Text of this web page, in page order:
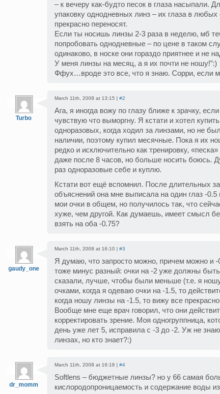
– к вечеру как-будто песок в глаза насыпали.
упаковку однодневных линз – их глаза в любых
прекрасно переносят.
Если ты носишь линзы 2-3 раза в неделю, мб
попробовать однодневные – по цене в таком
одинаково, в носке они гораздо приятнее и не
У меня линзы на месяц, а я их почти не ношу!”:)
Ффух…вроде это все, что я знаю. Сорри, если
Turbo
March 11th, 2008 at 13:15 | #2
Ага, я иногда вожу по глазу ближе к зрачку,
чувствую что выморгну. Я кстати и хотел
одноразовых, когда ходил за линзами, но не
наличии, поэтому купил месячные. Пока я их
редко и исключительно как тренировку,
даже после 8 часов, но больше носить боюсь.
раз одноразовые себе и куплю.
Кстати вот ещё вспомнил. После длительных
объяснений она мне выписала на один глаз -0.5
мои очки в общем, но получилось так, что
хуже, чем другой. Как думаешь, имеет смысл
взять на оба -0.75?
gaudy_one
March 11th, 2008 at 16:10 | #3
Я думаю, что запросто можно, причем можно и -
тоже минус разный: очки на -2 уже должны
сказали, лучше, чтобы были меньше (т.е. я
очками, когда я одеваю очки на -1.5, то
когда ношу линзы на -1.5, то вижу все
Вообще мне еще врач говорил, что они
корректировать зрение. Моя одногруппница,
день уже лет 5, исправила с -3 до -2. Уж не
линзах, но кто знает?:)
dr_momm
March 11th, 2008 at 16:18 | #4
Softlens – бюджетные линзы? но у 66 самая
кислородопроницаемость и содержание воды